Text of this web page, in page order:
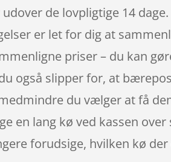
de lovpligtige 14
er let for dig at
priser – du kan
også slipper for, at
du vælger at få
en lang kø ved kassen
forudsige, hvilken kø